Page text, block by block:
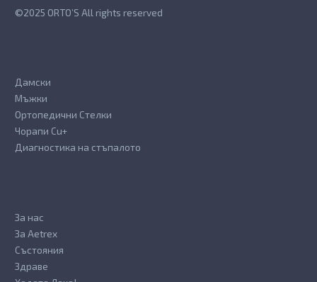
©2025 ORTO’S All rights reserved
Дамски
Мъжки
Ортопедични Стелки
Чорапи Cu+
Диагностика на стъпалото
За нас
За Aetrex
Състояния
Здраве